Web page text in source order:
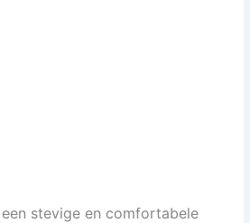
stevige en comfortabele